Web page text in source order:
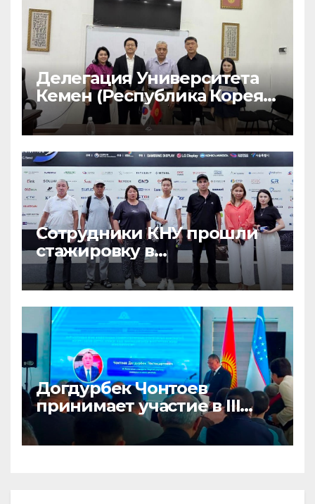
Делегация Университета
Кемен (Республика Корея)
посетила Кыргызский
национальный
университет
Сотрудники КНУ прошли
стажировку в
Университете Кемён
(Республика Корея)
Догдурбек Чонтоев
принимает участие в III
Форуме ректоров высших
учебных заведений